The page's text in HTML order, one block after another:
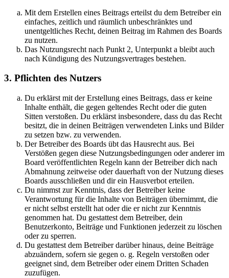
Mit dem Erstellen eines Beitrags erteilst du dem Betreiber ein
einfaches, zeitlich und räumlich unbeschränktes und
unentgeltliches Recht, deinen Beitrag im Rahmen des Boards
zu nutzen.
Das Nutzungsrecht nach Punkt 2, Unterpunkt a bleibt auch
nach Kündigung des Nutzungsvertrages bestehen.
3. Pflichten des Nutzers
Du erklärst mit der Erstellung eines Beitrags, dass er keine
Inhalte enthält, die gegen geltendes Recht oder die guten
Sitten verstoßen. Du erklärst insbesondere, dass du das Recht
besitzt, die in deinen Beiträgen verwendeten Links und Bilder
zu setzen bzw. zu verwenden.
Der Betreiber des Boards übt das Hausrecht aus. Bei
Verstößen gegen diese Nutzungsbedingungen oder anderer im
Board veröffentlichten Regeln kann der Betreiber dich nach
Abmahnung zeitweise oder dauerhaft von der Nutzung dieses
Boards ausschließen und dir ein Hausverbot erteilen.
Du nimmst zur Kenntnis, dass der Betreiber keine
Verantwortung für die Inhalte von Beiträgen übernimmt, die
er nicht selbst erstellt hat oder die er nicht zur Kenntnis
genommen hat. Du gestattest dem Betreiber, dein
Benutzerkonto, Beiträge und Funktionen jederzeit zu löschen
oder zu sperren.
Du gestattest dem Betreiber darüber hinaus, deine Beiträge
abzuändern, sofern sie gegen o. g. Regeln verstoßen oder
geeignet sind, dem Betreiber oder einem Dritten Schaden
zuzufügen.